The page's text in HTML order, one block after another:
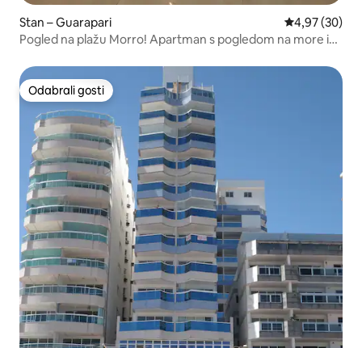
Stan – Guarapari Prosječna
4,97 (30)
Pogled na plažu Morro! Apartman s pogledom na more i
Odabrali gosti
Odabrali gosti